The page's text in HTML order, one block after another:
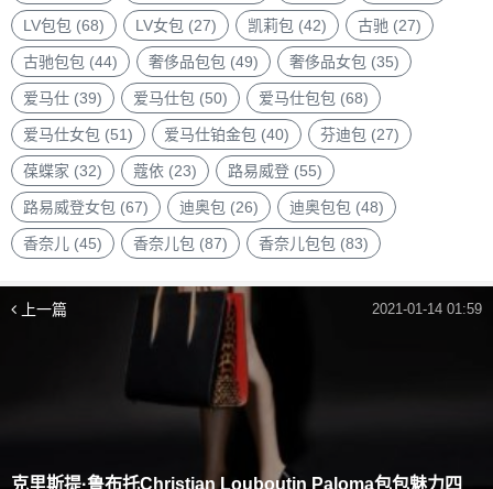
LV包包 (68) LV女包 (27) 凯莉包 (42) 古驰 (27)
古驰包包 (44) 奢侈品包包 (49) 奢侈品女包 (35)
爱马仕 (39) 爱马仕包 (50) 爱马仕包包 (68)
爱马仕女包 (51) 爱马仕铂金包 (40) 芬迪包 (27)
葆蝶家 (32) 蔻依 (23) 路易威登 (55)
路易威登女包 (67) 迪奥包 (26) 迪奥包包 (48)
香奈儿 (45) 香奈儿包 (87) 香奈儿包包 (83)
上一篇
克里斯提·鲁布托Christian Louboutin Paloma包包魅力四
2021-01-14 01:59